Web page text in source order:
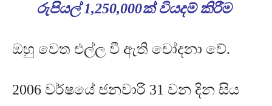
රුපියල්1,250,000ක් වියදම් කිරීම
ඔහු වෙත එල්ල වී ඇති චෝදනා වේ.
2006 වර්ෂයේ ජනවාරි 31 වන දින සිය